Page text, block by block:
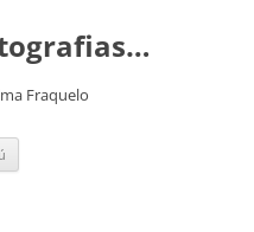
Fraquelo